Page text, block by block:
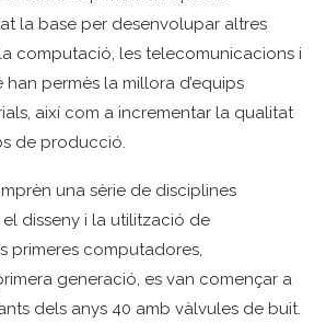
la base per desenvolupar altres
computació, les telecomunicacions i
permès la millora d’equips
així com a incrementar la qualitat
de producció.
una sèrie de disciplines
disseny i la utilització de
primeres computadores,
generació, es van començar a
dels anys 40 amb vàlvules de buit.